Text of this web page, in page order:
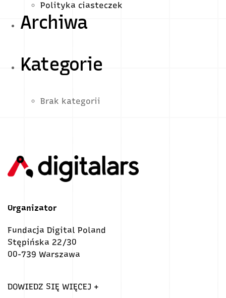
Polityka ciasteczek
Archiwa
Kategorie
Brak kategorii
Organizator
Fundacja Digital Poland
Stępińska 22/30
00-739 Warszawa
DOWIEDZ SIĘ WIĘCEJ +